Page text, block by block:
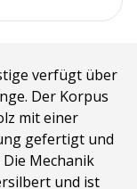
verfügt über
Der Korpus
mit einer
gefertigt und
Mechanik
und ist